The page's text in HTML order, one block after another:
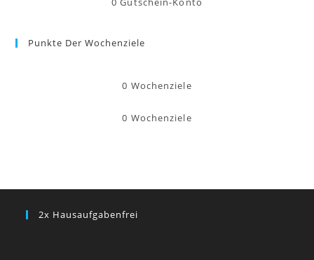
Punkte Der Wochenziele
0 Wochenziele
0 Wochenziele
2x Hausaufgabenfrei